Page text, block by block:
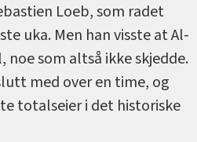
Loeb, som radet
uka. Men han visste at Al-
som altså ikke skjedde.
med over en time, og
totalseier i det historiske